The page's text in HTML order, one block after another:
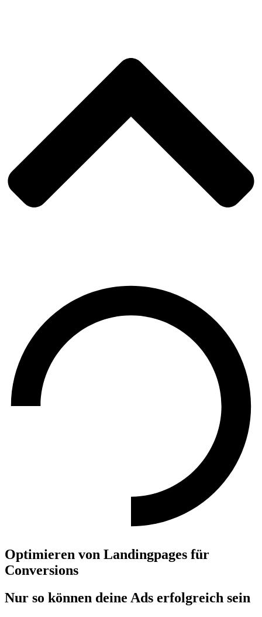
Optimieren von Landingpages für
Conversions
Nur so können deine Ads erfolgreich sein